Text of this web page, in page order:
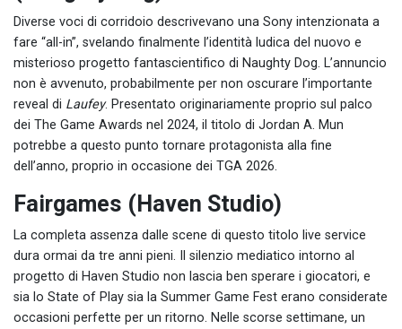
Diverse voci di corridoio descrivevano una Sony intenzionata a
fare “all-in”, svelando finalmente l’identità ludica del nuovo e
misterioso progetto fantascientifico di Naughty Dog. L’annuncio
non è avvenuto, probabilmente per non oscurare l’importante
reveal di Laufey. Presentato originariamente proprio sul palco
dei The Game Awards nel 2024, il titolo di Jordan A. Mun
potrebbe a questo punto tornare protagonista alla fine
dell’anno, proprio in occasione dei TGA 2026.
Fairgames (Haven Studio)
La completa assenza dalle scene di questo titolo live service
dura ormai da tre anni pieni. Il silenzio mediatico intorno al
progetto di Haven Studio non lascia ben sperare i giocatori, e
sia lo State of Play sia la Summer Game Fest erano considerate
occasioni perfette per un ritorno. Nelle scorse settimane, un